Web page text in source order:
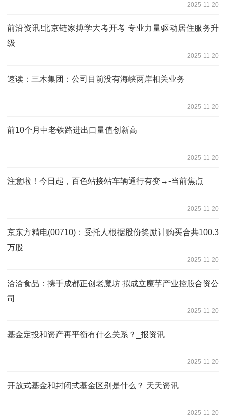
2025-11-20
前沿资讯!北京链家搏学大考开考 专业力量驱动居住服务升
级
2025-11-20
速读：三木集团：公司目前没有海峡两岸相关业务
2025-11-20
前10个月中老铁路进出口量值创新高
2025-11-20
注意啦！今日起，百色站接站车辆通行有变→-当前焦点
2025-11-20
京东方精电(00710)：受托人根据股份奖励计购买合共100.3
万股
2025-11-20
洽洽食品：携手成都正创老魔坊 拟成立魔芋产业控股合资公
司
2025-11-20
基金定投和资产再平衡有什么关系？_报资讯
2025-11-20
开放式基金和封闭式基金区别是什么？ 天天资讯
2025-11-20